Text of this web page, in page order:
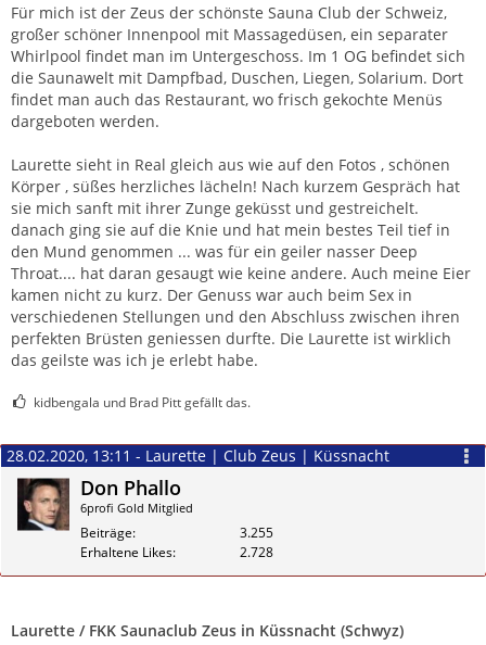
Für mich ist der Zeus der schönste Sauna Club der Schweiz,
großer schöner Innenpool mit Massagedüsen, ein separater
Whirlpool findet man im Untergeschoss. Im 1 OG befindet sich
die Saunawelt mit Dampfbad, Duschen, Liegen, Solarium. Dort
findet man auch das Restaurant, wo frisch gekochte Menüs
dargeboten werden.
Laurette sieht in Real gleich aus wie auf den Fotos , schönen
Körper , süßes herzliches lächeln! Nach kurzem Gespräch hat
sie mich sanft mit ihrer Zunge geküsst und gestreichelt.
danach ging sie auf die Knie und hat mein bestes Teil tief in
den Mund genommen ... was für ein geiler nasser Deep
Throat.... hat daran gesaugt wie keine andere. Auch meine Eier
kamen nicht zu kurz. Der Genuss war auch beim Sex in
verschiedenen Stellungen und den Abschluss zwischen ihren
perfekten Brüsten geniessen durfte. Die Laurette ist wirklich
das geilste was ich je erlebt habe.
kidbengala und Brad Pitt gefällt das.
28.02.2020, 13:11 - Laurette | Club Zeus | Küssnacht
Don Phallo
6profi Gold Mitglied
Beiträge
3.255
Erhaltene Likes
2.728
Laurette / FKK Saunaclub Zeus in Küssnacht (Schwyz)